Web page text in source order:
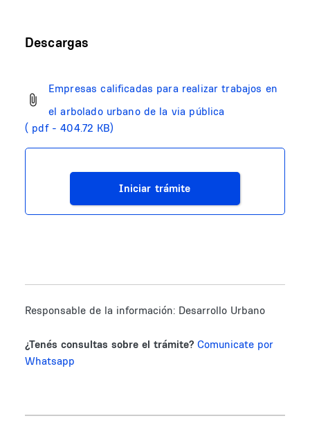
Descargas
Empresas calificadas para realizar trabajos en
el arbolado urbano de la via pública
( pdf - 404.72 KB)
Iniciar trámite
Responsable de la información: Desarrollo Urbano
¿Tenés consultas sobre el trámite? Comunicate por
Whatsapp